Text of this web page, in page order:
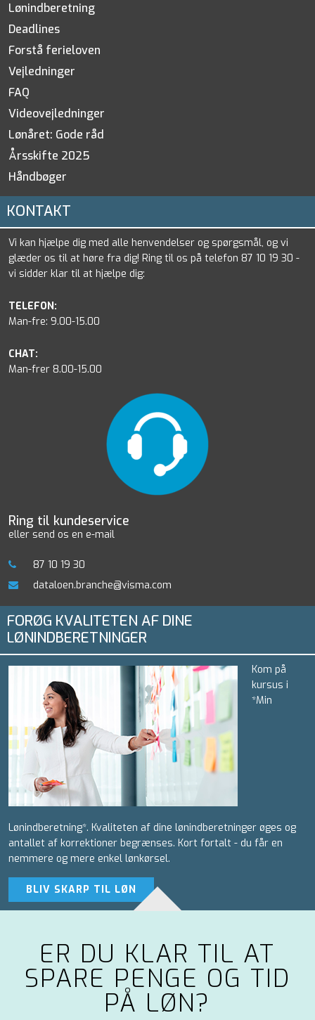
Lønindberetning
Deadlines
Forstå ferieloven
Vejledninger
FAQ
Videovejledninger
Lønåret: Gode råd
Årsskifte 2025
Håndbøger
KONTAKT
Vi kan hjælpe dig med alle henvendelser og spørgsmål, og vi
glæder os til at høre fra dig! Ring til os på telefon 87 10 19 30 -
vi sidder klar til at hjælpe dig:
TELEFON:
Man-fre: 9.00-15.00
CHAT:
Man-frer 8.00-15.00
Ring til kundeservice
eller send os en e-mail
87 10 19 30
dataloen.branche@visma.com
FORØG KVALITETEN AF DINE
LØNINDBERETNINGER
Kom på
kursus i
*Min
Lønindberetning*. Kvaliteten af dine lønindberetninger øges og
antallet af korrektioner begrænses. Kort fortalt - du får en
nemmere og mere enkel lønkørsel.
BLIV SKARP TIL LØN
ER DU KLAR TIL AT
SPARE PENGE OG TID
PÅ LØN?